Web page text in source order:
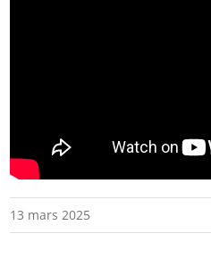
13 mars 2025